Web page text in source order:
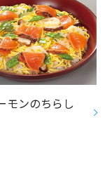
モンのちらし